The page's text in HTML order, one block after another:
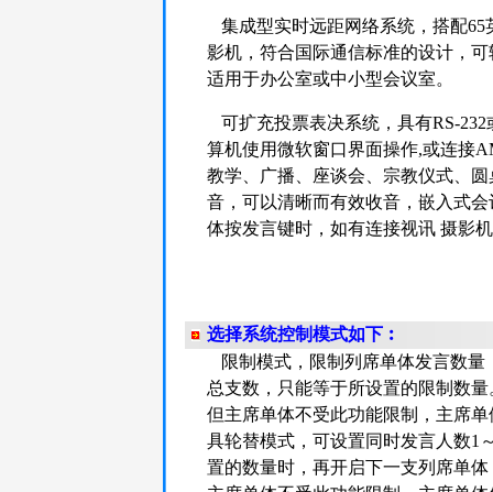
集成型实时远距网络系统，搭配65
影机，符合国际通信标准的设计，
适用于办公室或中小型会议室。
可扩充投票表决系统，具有RS-
算机使用微软窗口界面操作,或连接
教学、广播、座谈会、宗教仪式、
音，可以清晰而有效收音，嵌入式
体按发言键时，如有连接视讯 摄影
选择系统控制模式如下︰
限制模式，限制列席单体发言数
总支数，只能等于所设置的限制数量
但主席单体不受此功能限制，主席
具轮替模式，可设置同时发言人数1
置的数量时，再开启下一支列席单